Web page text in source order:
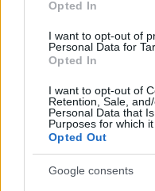
Opted In
I want to opt-out of
Personal Data for
Opted In
I want to opt-out of
Retention, Sale,
Personal Data that
Purposes for which it
Opted Out
Google consents